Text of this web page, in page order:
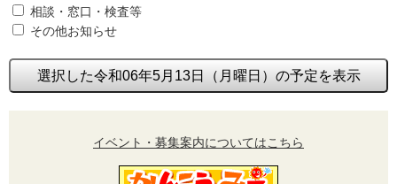
相談・窓口・検査等
その他お知らせ
選択した令和06年5月13日（月曜日）の予定を表示
イベント・募集案内についてはこちら